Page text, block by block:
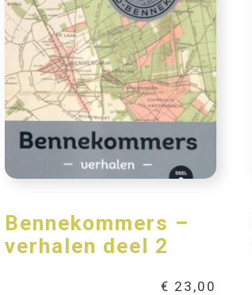
Bennekommers –
verhalen deel 2
€ 23,00